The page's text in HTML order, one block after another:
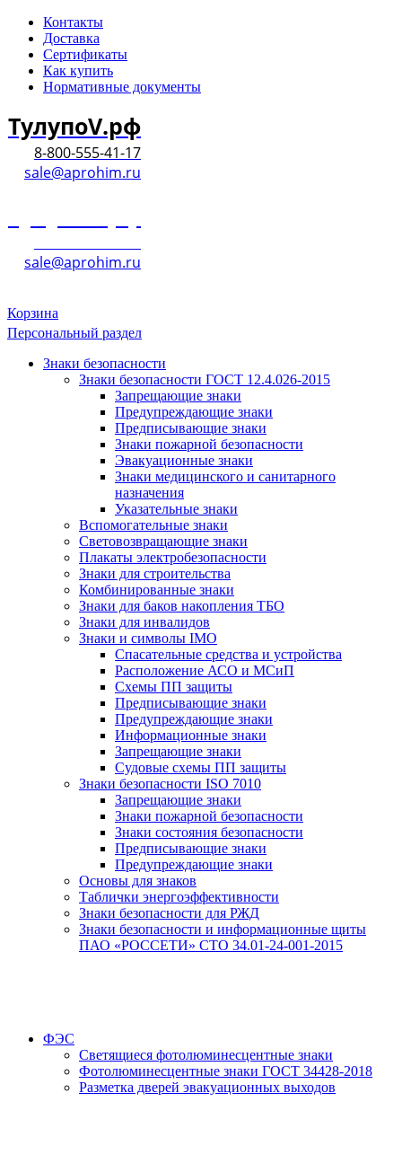
Контакты
Доставка
Сертификаты
Как купить
Нормативные документы
ТулупоV.рф
8-800-555-41-17
sale@aprohim.ru
sale@aprohim.ru
Корзина
Персональный раздел
Знаки безопасности
Знаки безопасности ГОСТ 12.4.026-2015
Запрещающие знаки
Предупреждающие знаки
Предписывающие знаки
Знаки пожарной безопасности
Эвакуационные знаки
Знаки медицинского и санитарного
назначения
Указательные знаки
Вспомогательные знаки
Световозвращающие знаки
Плакаты электробезопасности
Знаки для строительства
Комбинированные знаки
Знаки для баков накопления ТБО
Знаки для инвалидов
Знаки и символы IMO
Спасательные средства и устройства
Расположение АСО и МСиП
Схемы ПП защиты
Предписывающие знаки
Предупреждающие знаки
Информационные знаки
Запрещающие знаки
Судовые схемы ПП защиты
Знаки безопасности ISO 7010
Запрещающие знаки
Знаки пожарной безопасности
Знаки состояния безопасности
Предписывающие знаки
Предупреждающие знаки
Основы для знаков
Таблички энергоэффективности
Знаки безопасности для РЖД
Знаки безопасности и информационные щиты
ПАО «РОССЕТИ» СТО 34.01-24-001-2015
ФЭС
Светящиеся фотолюминесцентные знаки
Фотолюминесцентные знаки ГОСТ 34428-2018
Разметка дверей эвакуационных выходов